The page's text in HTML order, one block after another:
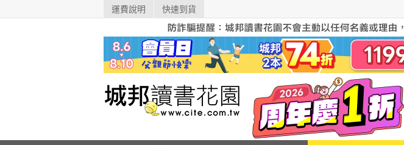
運費說明 快速到貨